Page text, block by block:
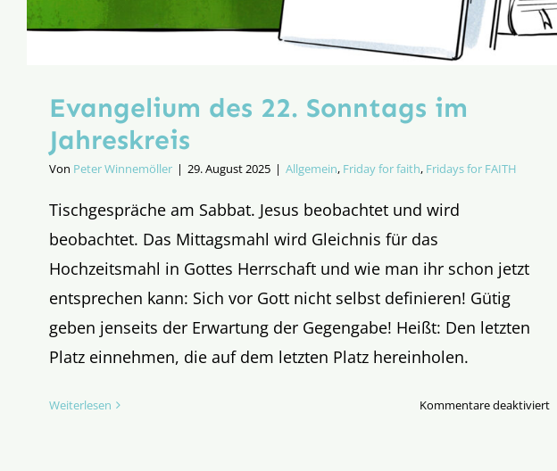
Evangelium des 22. Sonntags im
Jahreskreis
Von Peter Winnemöller | 29. August 2025 | Allgemein, Friday for faith, Fridays for FAITH
Tischgespräche am Sabbat. Jesus beobachtet und wird
beobachtet. Das Mittagsmahl wird Gleichnis für das
Hochzeitsmahl in Gottes Herrschaft und wie man ihr schon jetzt
entsprechen kann: Sich vor Gott nicht selbst definieren! Gütig
geben jenseits der Erwartung der Gegengabe! Heißt: Den letzten
Platz einnehmen, die auf dem letzten Platz hereinholen.
Weiterlesen Kommentare deaktiviertfür